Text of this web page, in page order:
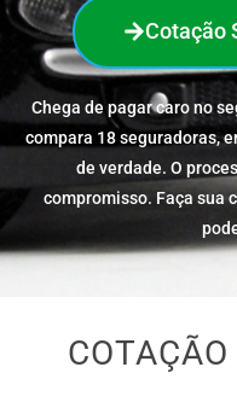
Cotação
Chega de pagar caro no
compara 18 seguradoras,
de verdade. O
compromisso. Faça sua